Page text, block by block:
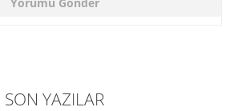
SON YAZILAR